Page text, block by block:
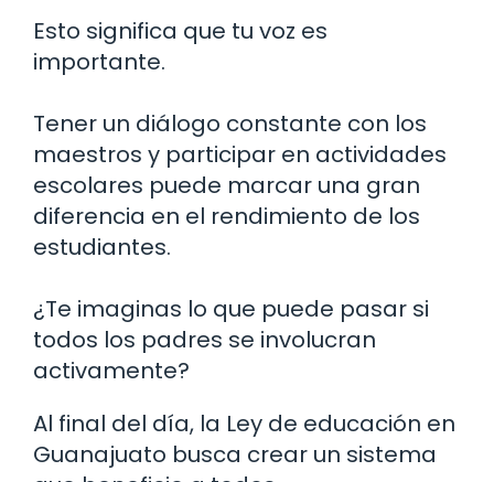
Esto significa que tu voz es
importante.
Tener un diálogo constante con los
maestros y participar en actividades
escolares puede marcar una gran
diferencia en el rendimiento de los
estudiantes.
¿Te imaginas lo que puede pasar si
todos los padres se involucran
activamente?
Al final del día, la Ley de educación en
Guanajuato busca crear un sistema